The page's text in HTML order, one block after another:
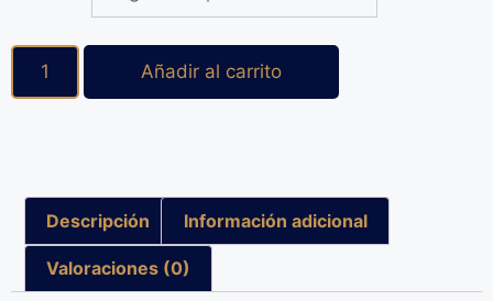
Añadir al carrito
Descripción Información adicional
Valoraciones (0)